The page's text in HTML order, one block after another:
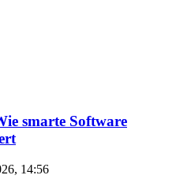
smarte Software
14:56